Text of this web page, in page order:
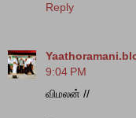
Reply
9:04 PM
விமலன் //